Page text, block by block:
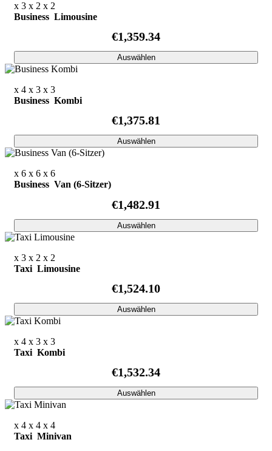
x 3 x 2 x 2
Business Limousine
€1,359.34
Auswählen
x 4 x 3 x 3
Business Kombi
€1,375.81
Auswählen
x 6 x 6 x 6
Business Van (6-Sitzer)
€1,482.91
Auswählen
x 3 x 2 x 2
Taxi Limousine
€1,524.10
Auswählen
x 4 x 3 x 3
Taxi Kombi
€1,532.34
Auswählen
x 4 x 4 x 4
Taxi Minivan